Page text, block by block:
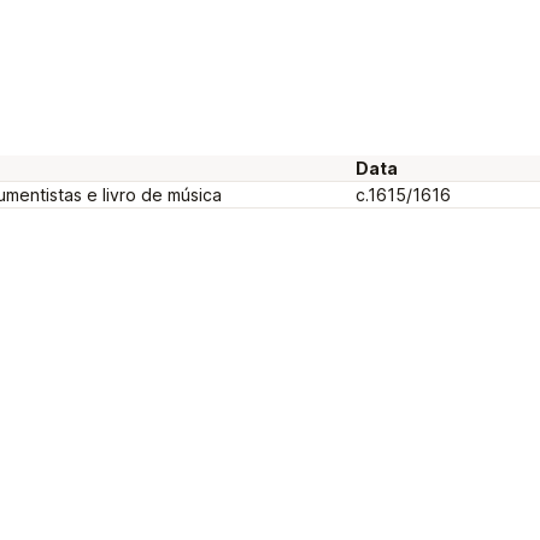
Data
e livro de música
c.1615/1616